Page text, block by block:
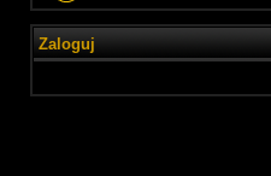
Zaloguj